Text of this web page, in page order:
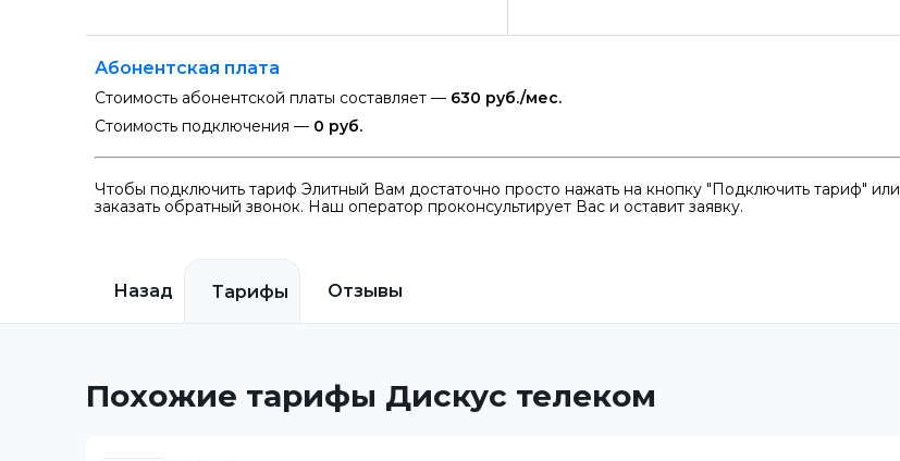
Абонентская плата
Стоимость абонентской платы составляет — 630 руб./мес.
Стоимость подключения — 0 руб.
Чтобы подключить тариф Элитный Вам достаточно просто нажать на кнопку "Подключить тариф" или
заказать обратный звонок. Наш оператор проконсультирует Вас и оставит заявку.
Назад Тарифы Отзывы
Похожие тарифы Дискус телеком